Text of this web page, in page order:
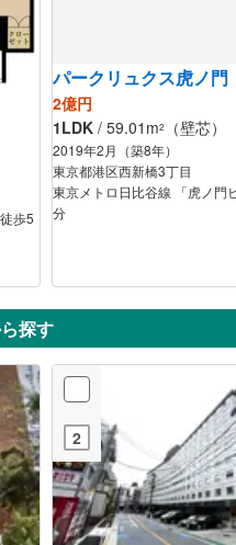
歩5
パークリュクス虎ノ門
2億円
1LDK / 59.01m2 （壁芯）
2019年2月（築8年）
東京都港区西新橋3丁目
東京メトロ日比谷線 「虎ノ門
分
探す
2